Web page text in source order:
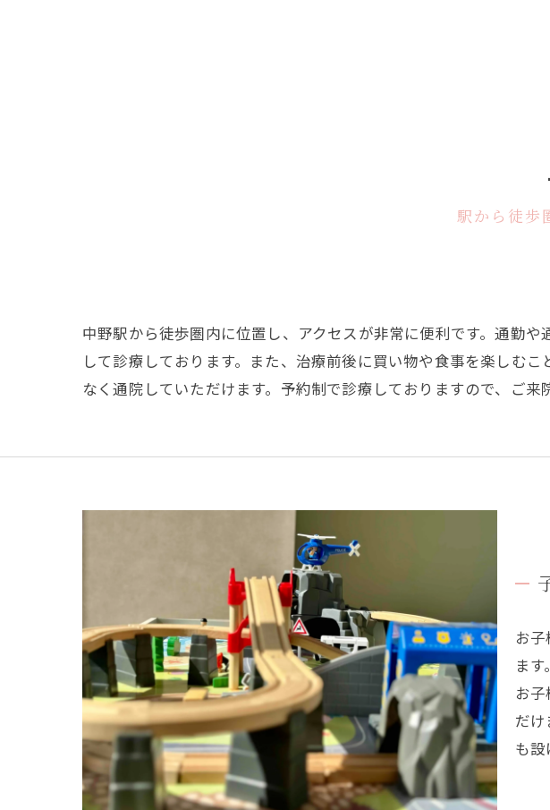
駅から徒歩
中野駅から徒歩圏内に位置し、アクセスが非常に便利です。通勤
して診療しております。また、治療前後に買い物や食事を楽しむ
なく通院していただけます。予約制で診療しておりますので、ご来
お
ま
お
だ
も設